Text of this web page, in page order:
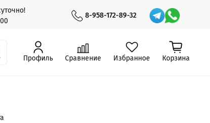
8-958-172-89-32
Профиль Сравнение Избранное Корзина